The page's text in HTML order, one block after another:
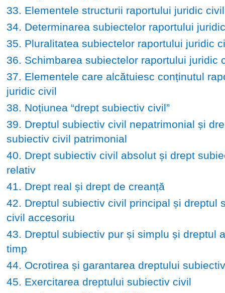
33. Elementele structurii raportului juridic civil
34. Determinarea subiectelor raportului
35. Pluralitatea subiectelor raportului juridic
36. Schimbarea subiectelor raportului juridic
37. Elementele care alcătuiesc conținutul
juridic civil
38. Noțiunea “drept subiectiv civil”
39. Dreptul subiectiv civil nepatrimonial și
subiectiv civil patrimonial
40. Drept subiectiv civil absolut și drept
relativ
41. Drept real și drept de creanță
42. Dreptul subiectiv civil principal și dreptul
civil accesoriu
43. Dreptul subiectiv pur și simplu și dreptul
timp
44. Ocrotirea și garantarea dreptului
45. Exercitarea dreptului subiectiv civil